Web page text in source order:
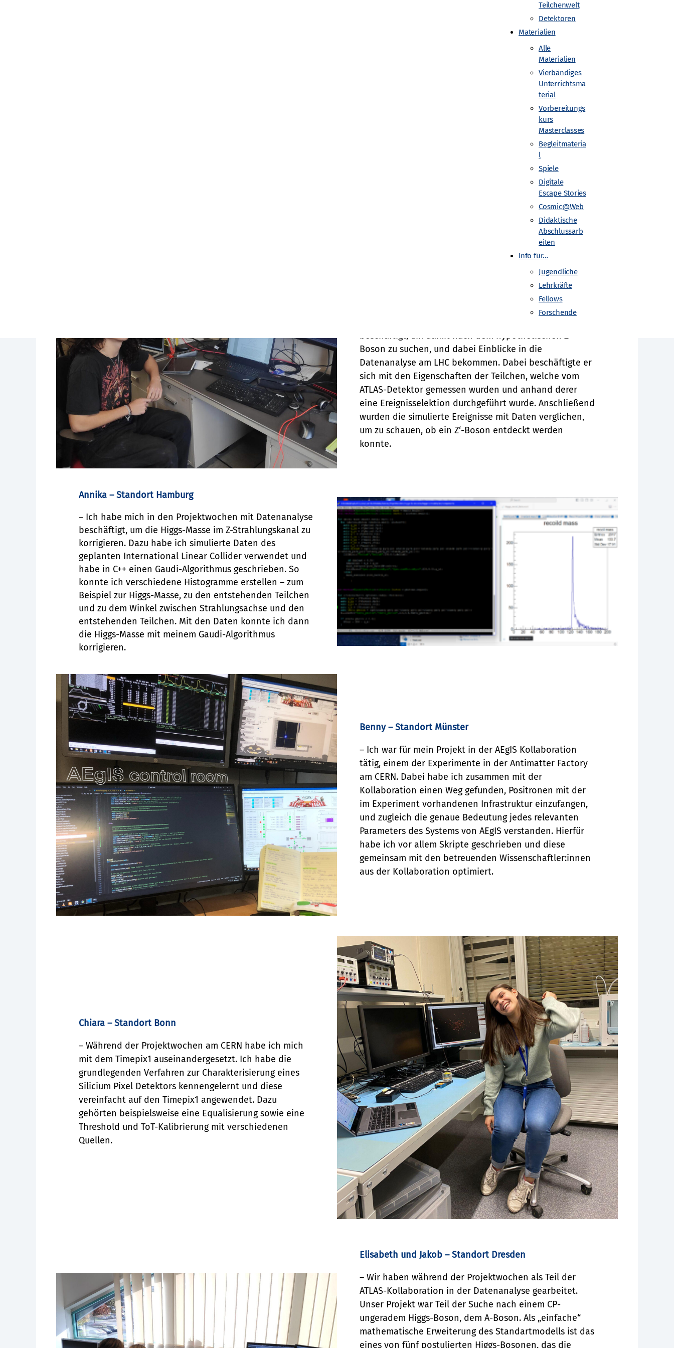
Teilchenwelt
Detektoren
Materialien
Alle
Materialien
Vierbändiges
Unterrichtsma
terial
Vorbereitungs
kurs
Masterclasses
Begleitmateria
l
Spiele
Digitale
Escape Stories
Cosmic@Web
Didaktische
Abschlussarb
eiten
Info für…
Jugendliche
Lehrkräfte
Fellows
Forschende
Im Herbst haben am CERN wieder die von Netzwerk Teilchenwelt organisierten Projektwochen stattgefunden, zu denen 12 Jugendliche
aus Deutschland für zwei Wochen an individuellen Projekten arbeiten konnten und dabei von jemandem am CERN betreut wurden. Um
Alexandros hat sich während des Projekts bei der ATLAS-
beschäftigt, um damit nach dem hypothetischen Z‘-
Boson zu suchen, und dabei Einblicke in die
Datenanalyse am LHC bekommen. Dabei beschäftigte er
sich mit den Eigenschaften der Teilchen, welche vom
ATLAS-Detektor gemessen wurden und anhand derer
eine Ereignisselektion durchgeführt wurde. Anschließend
wurden die simulierte Ereignisse mit Daten verglichen,
um zu schauen, ob ein Z‘-Boson entdeckt werden
konnte.
Annika – Standort Hamburg
– Ich habe mich in den Projektwochen mit Datenanalyse
beschäftigt, um die Higgs-Masse im Z-Strahlungskanal zu
korrigieren. Dazu habe ich simulierte Daten des
geplanten International Linear Collider verwendet und
habe in C++ einen Gaudi-Algorithmus geschrieben. So
konnte ich verschiedene Histogramme erstellen – zum
Beispiel zur Higgs-Masse, zu den entstehenden Teilchen
und zu dem Winkel zwischen Strahlungsachse und den
entstehenden Teilchen. Mit den Daten konnte ich dann
die Higgs-Masse mit meinem Gaudi-Algorithmus
korrigieren.
Benny – Standort Münster
– Ich war für mein Projekt in der AEgIS Kollaboration
tätig, einem der Experimente in der Antimatter Factory
am CERN. Dabei habe ich zusammen mit der
Kollaboration einen Weg gefunden, Positronen mit der
im Experiment vorhandenen Infrastruktur einzufangen,
und zugleich die genaue Bedeutung jedes relevanten
Parameters des Systems von AEgIS verstanden. Hierfür
habe ich vor allem Skripte geschrieben und diese
gemeinsam mit den betreuenden Wissenschaftler:innen
aus der Kollaboration optimiert.
Chiara – Standort Bonn
– Während der Projektwochen am CERN habe ich mich
mit dem Timepix1 auseinandergesetzt. Ich habe die
grundlegenden Verfahren zur Charakterisierung eines
Silicium Pixel Detektors kennengelernt und diese
vereinfacht auf den Timepix1 angewendet. Dazu
gehörten beispielsweise eine Equalisierung sowie eine
Threshold und ToT-Kalibrierung mit verschiedenen
Quellen.
Elisabeth und Jakob – Standort Dresden
– Wir haben während der Projektwochen als Teil der
ATLAS-Kollaboration in der Datenanalyse gearbeitet.
Unser Projekt war Teil der Suche nach einem CP-
ungeradem Higgs-Boson, dem A-Boson. Als „einfache“
mathematische Erweiterung des Standartmodells ist das
eines von fünf postulierten Higgs-Bosonen, das die